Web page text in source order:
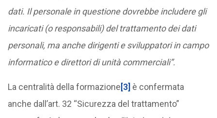
dati. Il personale in questione dovrebbe includere gli
incaricati (o responsabili) del trattamento dei dati
personali, ma anche dirigenti e sviluppatori in campo
informatico e direttori di unità commerciali”.
La centralità della formazione[3] è confermata
anche dall’art. 32 “Sicurezza del trattamento”